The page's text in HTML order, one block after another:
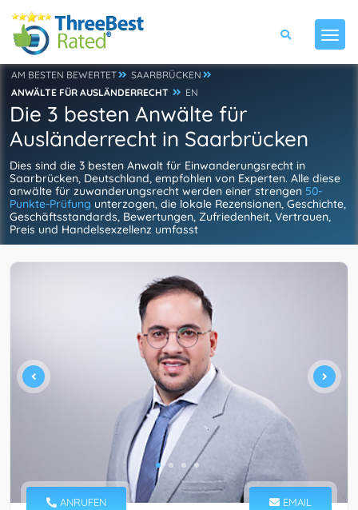
AM BESTEN BEWERTET
SAARBRÜCKEN
ANWÄLTE FÜR AUSLÄNDERRECHT
EN
Die 3 besten Anwälte für
Ausländerrecht in Saarbrücken
Dies sind die 3 besten Anwalt für Einwanderungsrecht in
Saarbrücken, Deutschland, empfohlen von Experten. Alle diese
anwälte für zuwanderungsrecht werden einer strengen 50-
Punkte-Prüfung unterzogen, die lokale Rezensionen, Geschichte,
Geschäftsstandards, Bewertungen, Zufriedenheit, Vertrauen,
Preis und Handelsexzellenz umfasst
ANRUFEN EMAIL